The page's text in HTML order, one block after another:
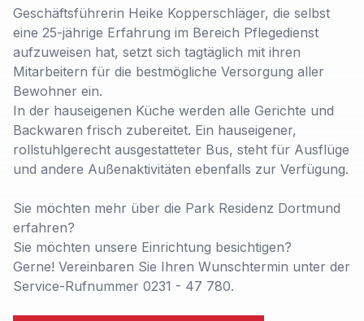
Geschäftsführerin Heike Kopperschläger, die selbst
eine 25-jährige Erfahrung im Bereich Pflegedienst
aufzuweisen hat, setzt sich tagtäglich mit ihren
Mitarbeitern für die bestmögliche Versorgung aller
Bewohner ein.
In der hauseigenen Küche werden alle Gerichte und
Backwaren frisch zubereitet. Ein hauseigener,
rollstuhlgerecht ausgestatteter Bus, steht für Ausflüge
und andere Außenaktivitäten ebenfalls zur Verfügung.
Sie möchten mehr über die Park Residenz Dortmund
erfahren?
Sie möchten unsere Einrichtung besichtigen?
Gerne! Vereinbaren Sie Ihren Wunschtermin unter der
Service-Rufnummer 0231 - 47 780.